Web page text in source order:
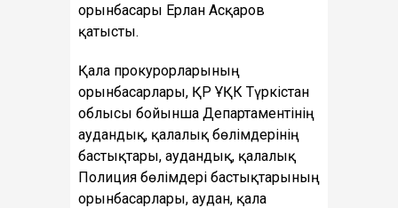
орынбасары Ерлан Асқаров
қатысты.
Қала прокурорларының
орынбасарлары, ҚР ҰҚК Түркістан
облысы бойынша Департаментінің
аудандық, қалалық бөлімдерінің
бастықтары, аудандық, қалалық
Полиция бөлімдері бастықтарының
орынбасарлары, аудан, қала